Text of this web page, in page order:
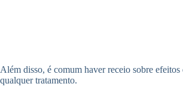
Além disso, é comum haver receio sobre
qualquer tratamento.